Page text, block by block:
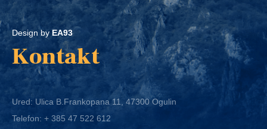
Design by EA93
Kontakt
Ured: Ulica B.Frankopana 11, 47300 Ogulin
Telefon: + 385 47 522 612